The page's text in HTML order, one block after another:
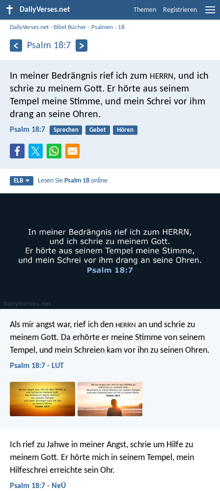
DailyVerses.net Themen Registrieren
DailyVerses.net › Bibel Bücher › Psalmen › 18
Psalm 18:7
In meiner Bedrängnis rief ich zum HERRN, und ich
schrie zu meinem Gott. Er hörte aus seinem
Tempel meine Stimme, und mein Schrei vor ihm
drang an seine Ohren.
Psalm 18:7 Sprechen Gebet Hören
ELB Lesen SiePsalm 18 online
Als mir angst war, rief ich den HERRN an und schrie zu
meinem Gott. Da erhörte er meine Stimme von seinem
Tempel, und mein Schreien kam vor ihn zu seinen Ohren.
Psalm 18:7 - LUT
Ich rief zu Jahwe in meiner Angst, schrie um Hilfe zu
meinem Gott. Er hörte mich in seinem Tempel, mein
Hilfeschrei erreichte sein Ohr.
Psalm 18:7 - NeÜ